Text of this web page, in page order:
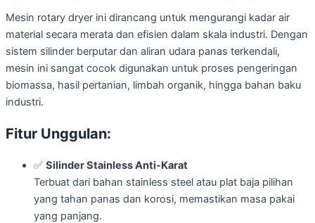
Mesin rotary dryer ini dirancang untuk mengurangi kadar air
material secara merata dan efisien dalam skala industri. Dengan
sistem silinder berputar dan aliran udara panas terkendali,
mesin ini sangat cocok digunakan untuk proses pengeringan
biomassa, hasil pertanian, limbah organik, hingga bahan baku
industri.
Fitur Unggulan:
✅ Silinder Stainless Anti-Karat
Terbuat dari bahan stainless steel atau plat baja pilihan
yang tahan panas dan korosi, memastikan masa pakai
yang panjang.